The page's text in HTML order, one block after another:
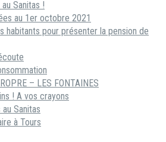
Sanitas !
au 1er octobre 2021
habitants pour présenter la pension de
– LES FONTAINES
! A vos crayons
Sanitas
à Tours